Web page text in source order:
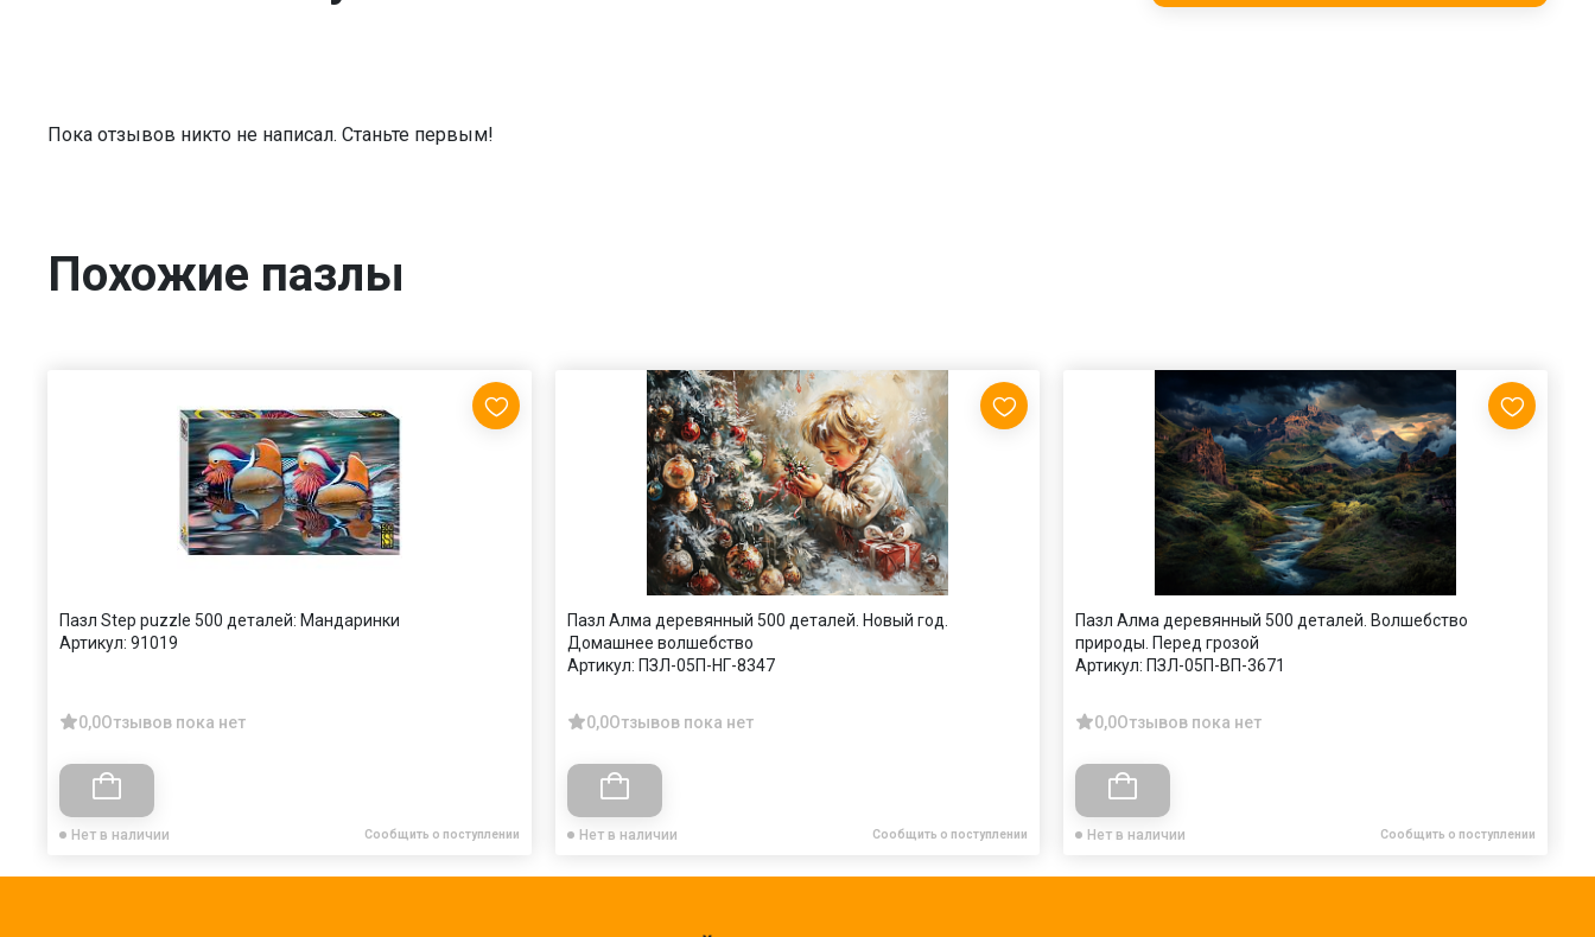
Пока отзывов никто не написал. Станьте первым!
Похожие пазлы
Пазл Step puzzle 500 деталей: Мандаринки
Артикул: 91019
0,0Отзывов пока нет
Нет в наличии Сообщить о поступлении
Пазл Алма деревянный 500 деталей. Новый год.
Домашнее волшебство
Артикул: ПЗЛ-05П-НГ-8347
0,0Отзывов пока нет
Нет в наличии Сообщить о поступлении
Пазл Алма деревянный 500 деталей. Волшебство
природы. Перед грозой
Артикул: ПЗЛ-05П-ВП-3671
0,0Отзывов пока нет
Нет в наличии Сообщить о поступлении